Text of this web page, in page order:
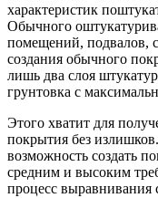
характеристик
Обычного
помещений, подвалов,
создания обычного
лишь два слоя
грунтовка с
Этого хватит для
покрытия без
возможность создать
средним и высоким
процесс выравнивания